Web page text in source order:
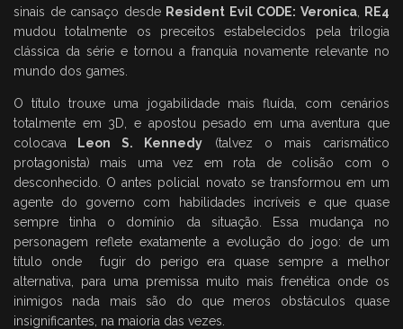
sinais de cansaço desde Resident Evil CODE: Veronica, RE4
mudou totalmente os preceitos estabelecidos pela trilogia
clássica da série e tornou a franquia novamente relevante no
mundo dos games.
O título trouxe uma jogabilidade mais fluída, com cenários
totalmente em 3D, e apostou pesado em uma aventura que
colocava Leon S. Kennedy (talvez o mais carismático
protagonista) mais uma vez em rota de colisão com o
desconhecido. O antes policial novato se transformou em um
agente do governo com habilidades incríveis e que quase
sempre tinha o domínio da situação. Essa mudança no
personagem reflete exatamente a evolução do jogo: de um
título onde fugir do perigo era quase sempre a melhor
alternativa, para uma premissa muito mais frenética onde os
inimigos nada mais são do que meros obstáculos quase
insignificantes, na maioria das vezes.